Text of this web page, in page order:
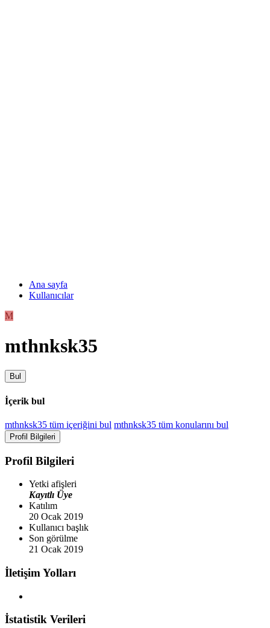
Ana sayfa
Kullanıcılar
M
mthnksk35
Bul
İçerik bul
mthnksk35 tüm içeriğini bul mthnksk35 tüm konularını bul
Profil Bilgileri
Profil Bilgileri
Yetki afişleri
Kayıtlı Üye
Katılım
20 Ocak 2019
Kullanıcı başlık
Son görülme
21 Ocak 2019
İletişim Yolları
İstatistik Verileri